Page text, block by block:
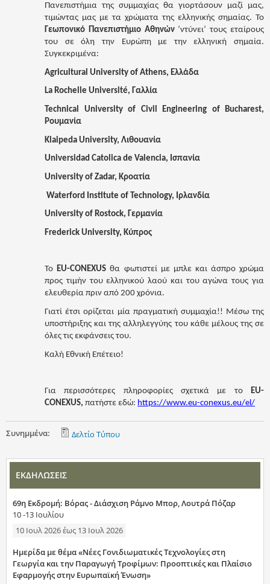
Πανεπιστήμια της συμμαχίας θα γιορτάσουν μαζί μας,
τιμώντας μας με τα χρώματα της ελληνικής σημαίας. Το
Γεωπονικό Πανεπιστήμιο Αθηνών‘ντύνει’ τους εταίρους
του σε όλη την Ευρώπη με την ελληνική σημαία.
Συγκεκριμένα:
Agricultural University of Athens, Ελλάδα
La Rochelle Université, Γαλλία
Technical University of Civil Engineering of Bucharest,
Ρουμανία
Klaipeda University, Λιθουανία
Universidad Catolica de Valencia, Ισπανία
University of Zadar, Κροατία
Waterford Institute of Technology, Ιρλανδία
University of Rostock, Γερμανία
Frederick University, Κύπρος
Το EU-CONEXUS θα φωτιστεί με μπλε και άσπρο χρώμα
προς τιμήν του ελληνικού λαού και του αγώνα τους για
ελευθερία πριν από 200 χρόνια.
Γιατί έτσι ορίζεται μία πραγματική συμμαχία!! Μέσω της
υποστήριξης και της αλληλεγγύης του κάθε μέλους της σε
όλες τις εκφάνσεις του.
Καλή Εθνική Επέτειο!
Για περισσότερες πληροφορίες σχετικά με το EU-
CONEXUS, πατήστε εδώ: https://www.eu-conexus.eu/el/
Συνημμένα: Δελτίο Τύπου
ΕΚΔΗΛΩΣΕΙΣ
69η Εκδρομή: Βόρας - Διάσχιση Ράμνο Μπορ, Λουτρά Πόζαρ
10 -13 Ιουλίου
10 Ιουλ 2026έως 13 Ιουλ 2026
Ημερίδα με θέμα «Νέες Γονιδιωματικές Τεχνολογίες στη
Γεωργία και την Παραγωγή Τροφίμων: Προοπτικές και Πλαίσιο
Εφαρμογής στην Ευρωπαϊκή Ένωση»